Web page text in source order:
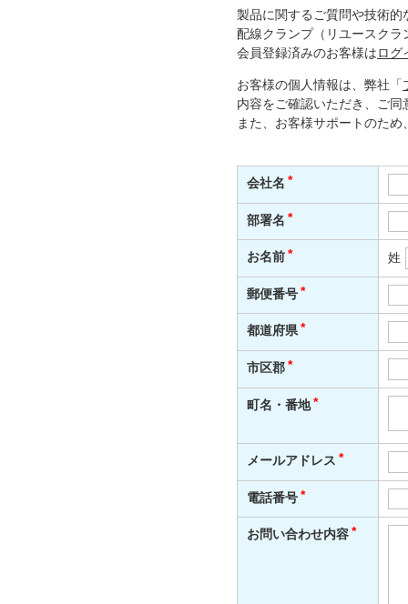
製品に関するご質問や技術
配線クランプ（リユースク
会員登録済みのお客様はログ
お客様の個人情報は、弊社「
内容をご確認いただき、ご
また、お客様サポートのた